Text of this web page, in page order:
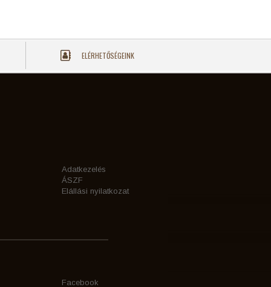
ELÉRHETŐSÉGEINK
Adatkezelés
ÁSZF
Elállási nyilatkozat
Facebook